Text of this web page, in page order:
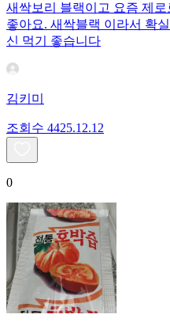
새싹보리 블랙이고 요즘 제로
좋아요. 새싹블랙 이라서 확
신 먹기 좋습니다
김키미
조회수 4425.12.12
0